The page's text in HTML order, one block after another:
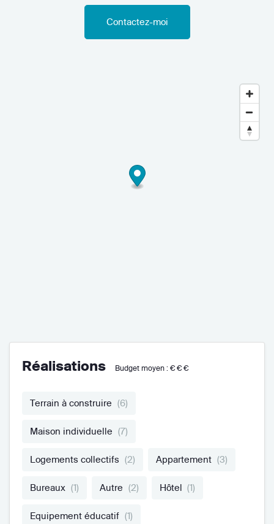
Contactez-moi
Réalisations Budget moyen : €€€
Terrain à construire (6)
Maison individuelle (7)
Logements collectifs (2) Appartement (3)
Bureaux (1) Autre (2) Hôtel (1)
Equipement éducatif (1)